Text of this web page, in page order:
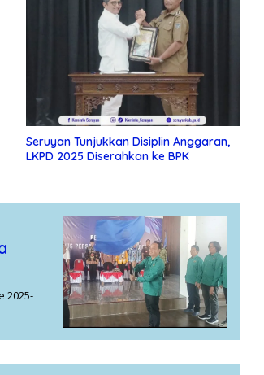
Seruyan Tunjukkan Disiplin Anggaran,
LKPD 2025 Diserahkan ke BPK
2025-